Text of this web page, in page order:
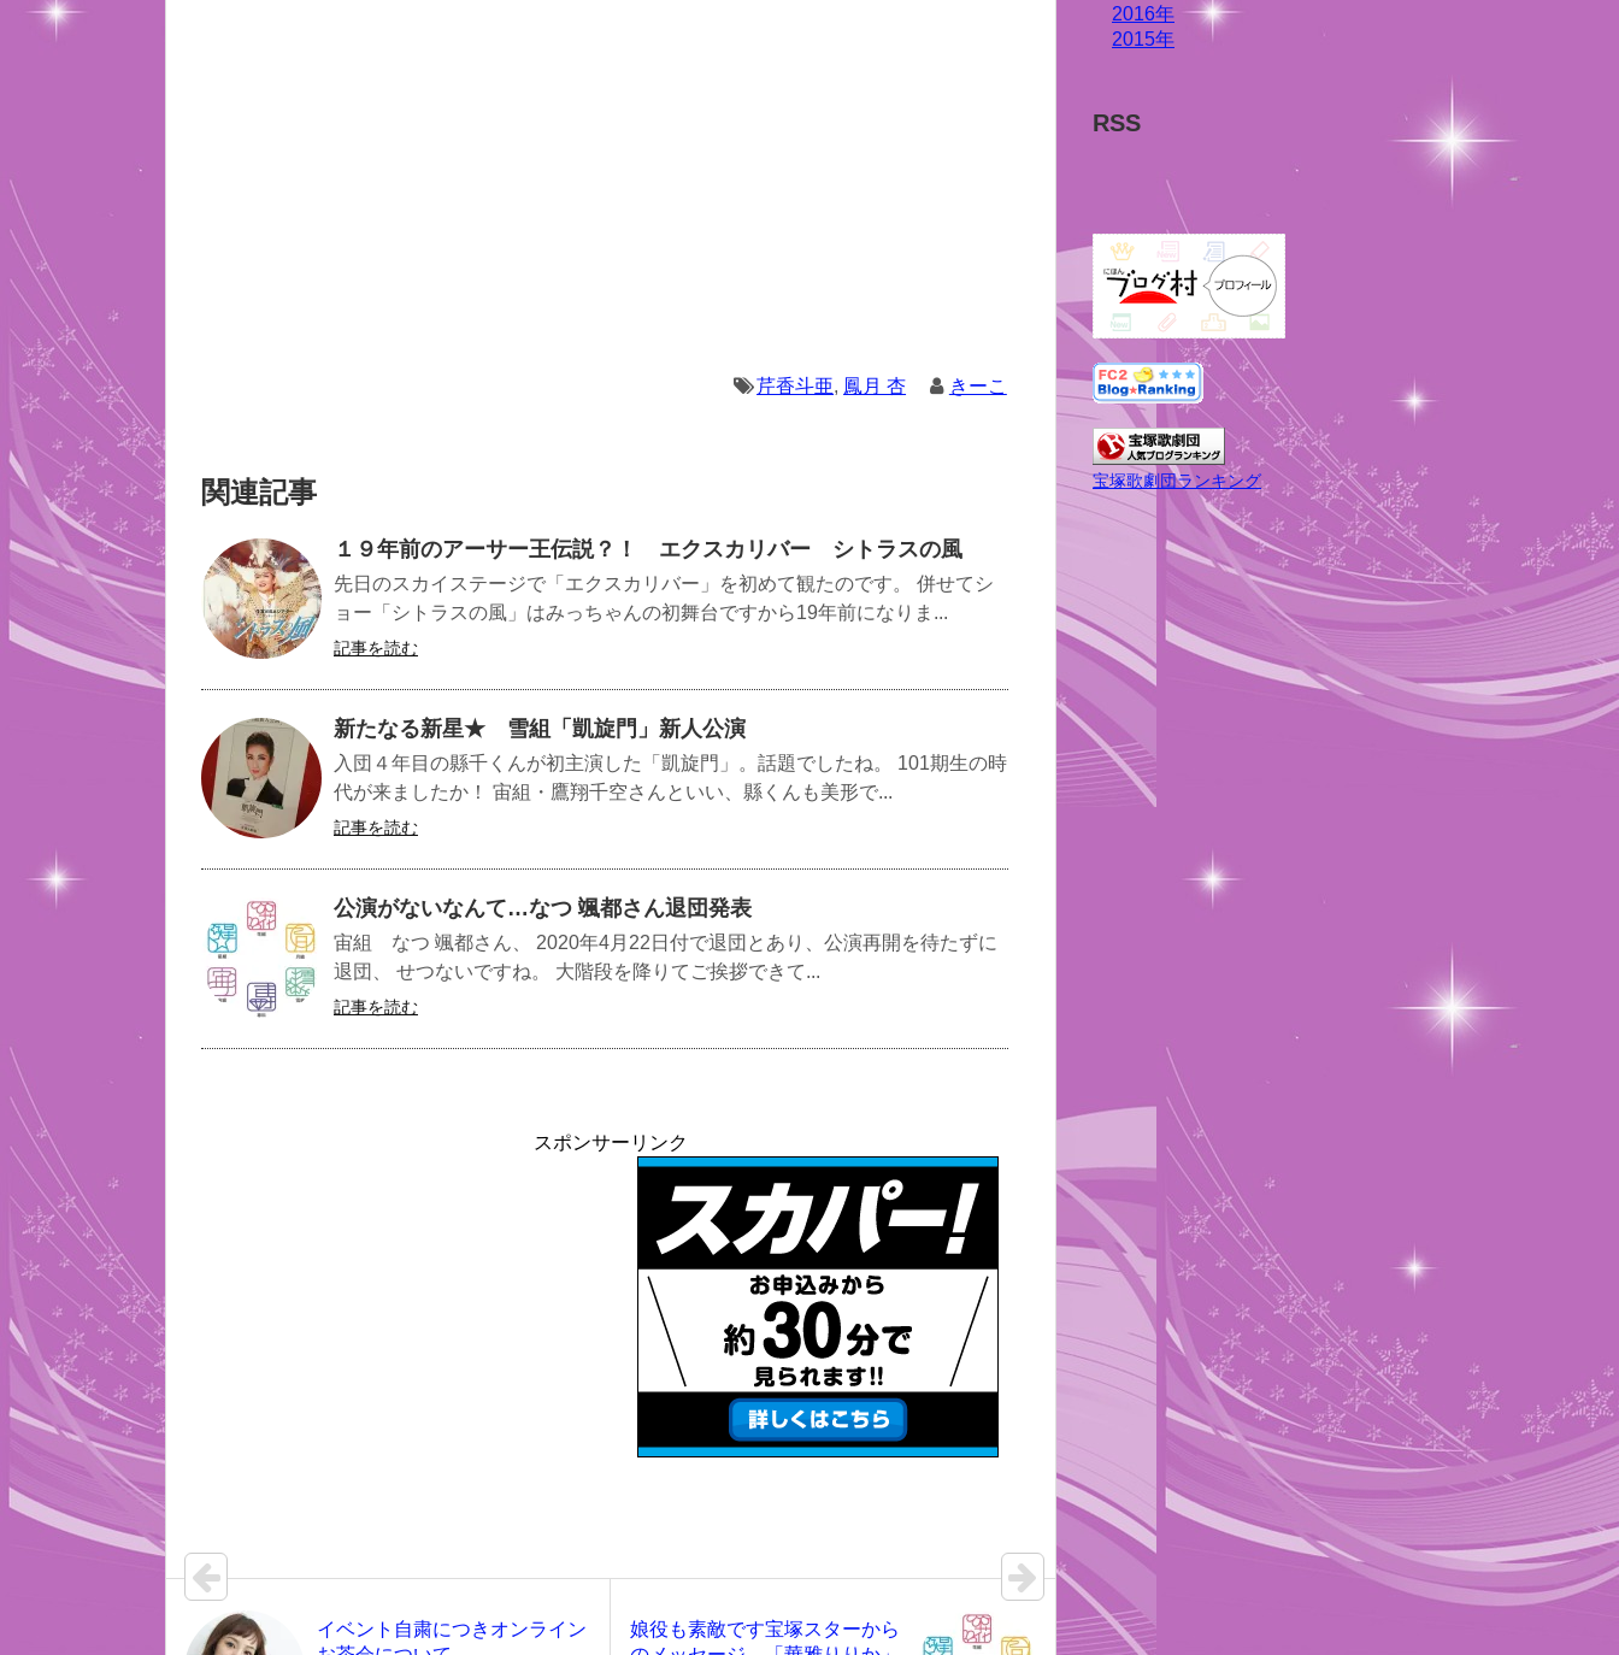
芹香斗亜, 鳳月 杏 きーこ
関連記事
１９年前のアーサー王伝説？！ エクスカリバー シトラスの風
先日のスカイステージで「エクスカリバー」を初めて観たのです。 併せてシ
ョー「シトラスの風」はみっちゃんの初舞台ですから19年前になりま...
記事を読む
新たなる新星★ 雪組「凱旋門」新人公演
入団４年目の縣千くんが初主演した「凱旋門」。話題でしたね。 101期生の時
代が来ましたか！ 宙組・鷹翔千空さんといい、縣くんも美形で...
記事を読む
公演がないなんて…なつ 颯都さん退団発表
宙組 なつ 颯都さん、 2020年4月22日付で退団とあり、公演再開を待たずに
退団、 せつないですね。 大階段を降りてご挨拶できて...
記事を読む
スポンサーリンク
イベント自粛につきオンライン
娘役も素敵です宝塚スターから
2016年
2015年
RSS
宝塚歌劇団ランキング